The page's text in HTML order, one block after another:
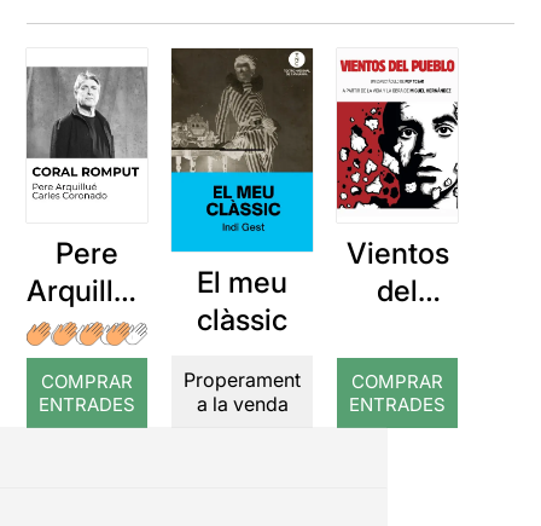
Pere
Arquillué
: Coral
romput
COMPRAR
ENTRADES
El meu
clàssic
Properament
a la venda
Vientos
del
COMPRAR
ENTRADES